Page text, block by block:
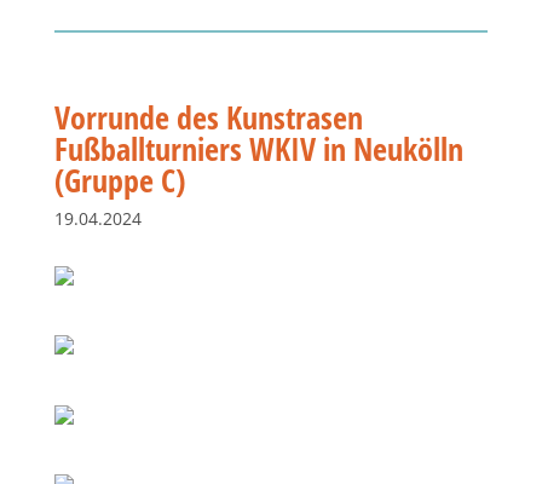
Vorrunde des Kunstrasen
Fußballturniers WKIV in Neukölln
(Gruppe C)
19.04.2024